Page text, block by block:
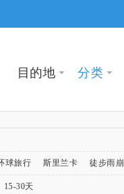
目的地 分类
球旅行 斯里兰卡 徒步雨崩
15-30天